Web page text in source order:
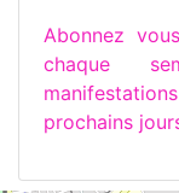
Abonnez
chaque
prochains